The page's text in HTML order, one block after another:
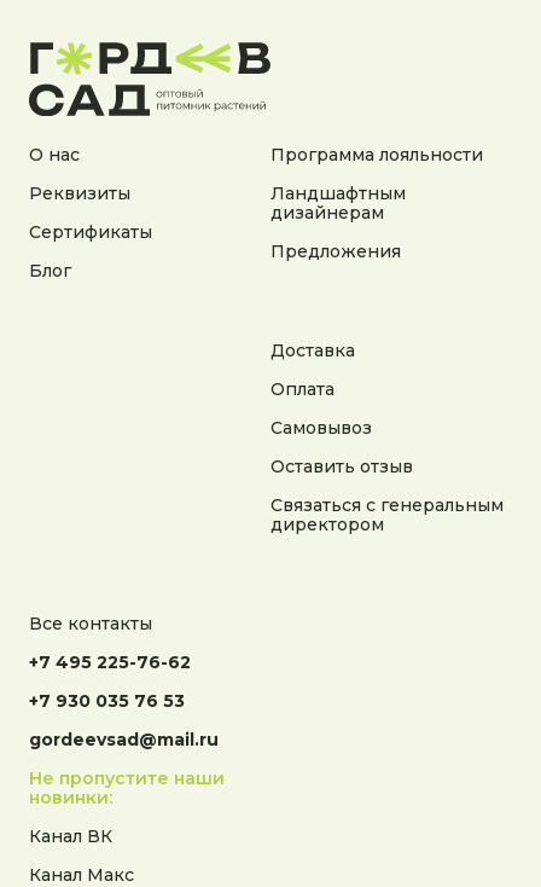
О нас
Реквизиты
Сертификаты
Блог
Программа лояльности
Ландшафтным
дизайнерам
Предложения
Доставка
Оплата
Самовывоз
Оставить отзыв
Связаться с генеральным
директором
Все контакты
+7 495 225-76-62
+7 930 035 76 53
gordeevsad@mail.ru
Не пропустите наши
новинки:
Канал ВК
Канал Макс
© 2025 Гордеев Сад. Все права защищены
на сайте носит справочный характер
Согласие на обработку персональных данных
Согласие на получение рекламной информации